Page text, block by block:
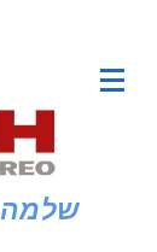
שלמה